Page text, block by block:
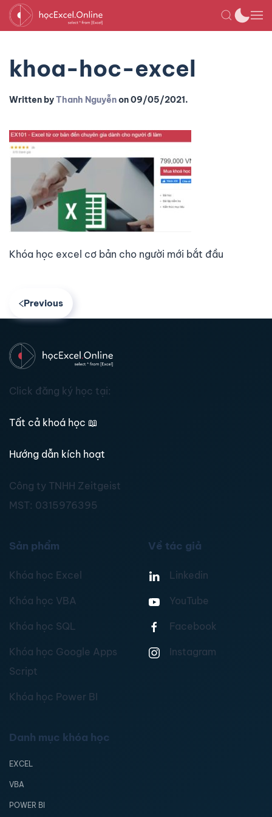
khoa-hoc-excel
Written byThanh Nguyễnon09/05/2021.
Khóa học excel cơ bản cho người mới bắt đầu
Previous
Click đăng ký học tại:
Tất cả khoá học 📖
Hướng dẫn kích hoạt
Công ty TNHH Zeitgeist
MST: 0315976395
Sản phẩm
Khóa học Excel
Khóa học VBA
Khóa học SQL
Khóa học Google Apps
Script
Khóa học Power BI
Về tác giả
Linkedin
YouTube
Facebook
Instagram
Danh mục khóa học
EXCEL
VBA
POWER BI